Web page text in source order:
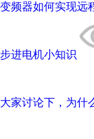
变频器如何实现远
步进电机小知识
大家讨论下，为什